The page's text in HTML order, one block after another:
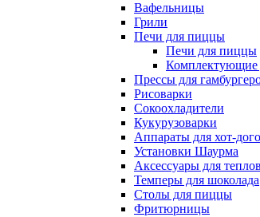
Вафельницы
Грили
Печи для пиццы
Печи для пиццы
Комплектующие
Прессы для
Рисоварки
Сокоохладители
Кукурузоварки
Аппараты для хот-
Установки Шаурма
Аксессуары для
Темперы для шоколада
Столы для пиццы
Фритюрницы